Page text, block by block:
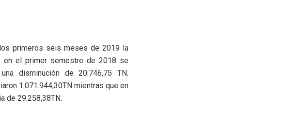
primeros seis meses de 2019 la
en el primer semestre de 2018 se
disminución de 20.746,75 TN.
1.071.944,30TN mientras que en
de 29.258,38TN.